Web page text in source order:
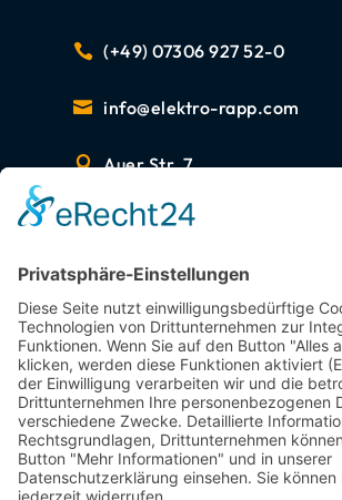
 (+49) 07306 927 52-0
 info@elektro-rapp.com
 Auer Str. 7
89287 Bellenberg
ZERTIFIZIERUNGEN